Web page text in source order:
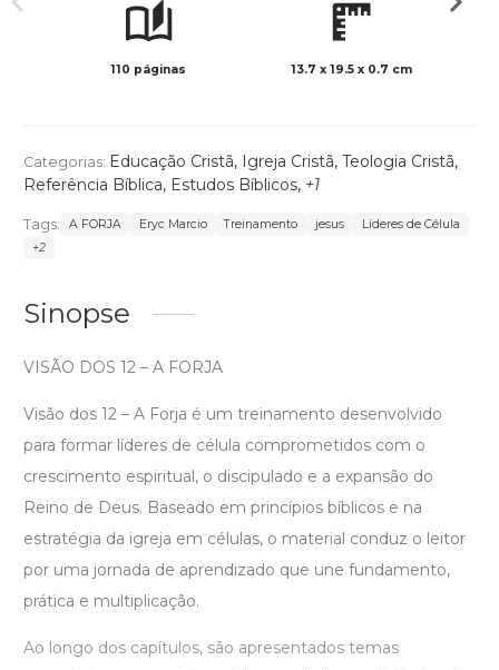
110 páginas 13.7 x 19.5 x 0.7 cm
Categorias: Educação Cristã, Igreja Cristã, Teologia Cristã,
Referência Bíblica, Estudos Bíblicos, +1
Tags: A FORJA Eryc Marcio Treinamento jesus
Líderes de Célula
+2
Sinopse
VISÃO DOS 12 – A FORJA
Visão dos 12 – A Forja é um treinamento desenvolvido
para formar líderes de célula comprometidos com o
crescimento espiritual, o discipulado e a expansão do
Reino de Deus. Baseado em princípios bíblicos e na
estratégia da igreja em células, o material conduz o leitor
por uma jornada de aprendizado que une fundamento,
prática e multiplicação.
Ao longo dos capítulos, são apresentados temas